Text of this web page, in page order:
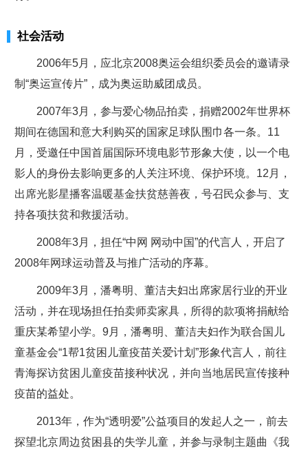
社会活动
2006年5月，应北京2008奥运会组织委员会的邀请录
制“奥运宣传片”，成为奥运助威团成员。
2007年3月，参与爱心物品拍卖，捐赠2002年世界杯
期间在德国和意大利购买的国家足球队围巾各一条。11
月，受邀任中国首届国际环境电影节形象大使，以一个电
影人的身份去影响更多的人关注环境、保护环境。12月，
出席光影星播客温暖基金扶贫慈善夜，号召民众参与、支
持各项扶贫和救援活动。
2008年3月，担任“中网 网动中国”的代言人，开启了
2008年网球运动普及与推广活动的序幕。
2009年3月，潘粤明、董洁夫妇出席家居行业的开业
活动，并在现场担任拍卖师卖家具，所得的款项将捐献给
重庆某希望小学。9月，潘粤明、董洁夫妇作为联合国儿
童基金会“1帮1贫困儿童疫苗关爱计划”形象代言人，前往
青海探访贫困儿童疫苗接种状况，并向当地居民宣传接种
疫苗的益处。
2013年，作为“透明爱”公益项目的发起人之一，前去
探望北京周边贫困县的失学儿童，并参与录制主题曲《我